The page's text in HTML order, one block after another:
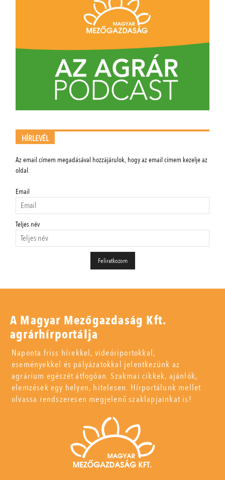
HÍRLEVÉL
Az email címem megadásával hozzájárulok, hogy az email címem kezelje az
oldal.
Email
Teljes név
A Magyar Mezőgazdaság Kft.
agrárhírportálja
Naponta friss hírekkel, videóriportokkal,
eseményekkel és pályázatokkal jelentkezünk az
agrárium egészét átfogóan. Szakmai cikkek, ajánlók,
elemzések egy helyen, hitelesen. Hírportálunk mellet
olvassa rendszeresen megjelenő szaklapjainkat is!